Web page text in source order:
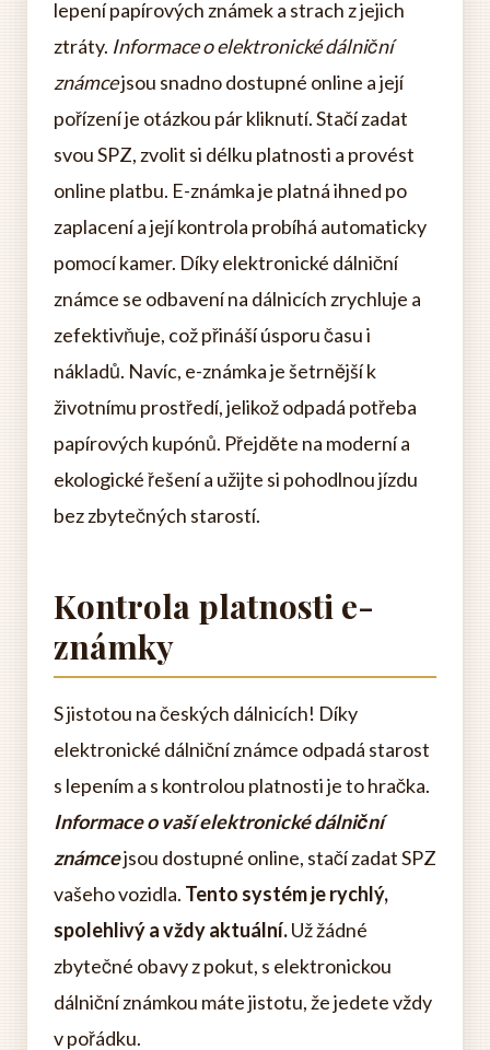
lepení papírových známek a strach z jejich
ztráty. Informace o elektronické dálniční
známcejsou snadno dostupné online a její
pořízení je otázkou pár kliknutí. Stačí zadat
svou SPZ, zvolit si délku platnosti a provést
online platbu. E-známka je platná ihned po
zaplacení a její kontrola probíhá automaticky
pomocí kamer. Díky elektronické dálniční
známce se odbavení na dálnicích zrychluje a
zefektivňuje, což přináší úsporu času i
nákladů. Navíc, e-známka je šetrnější k
životnímu prostředí, jelikož odpadá potřeba
papírových kupónů. Přejděte na moderní a
ekologické řešení a užijte si pohodlnou jízdu
bez zbytečných starostí.
Kontrola platnosti e-
známky
S jistotou na českých dálnicích! Díky
elektronické dálniční známce odpadá starost
s lepením a s kontrolou platnosti je to hračka.
Informace o vaší elektronické dálniční
známcejsou dostupné online, stačí zadat SPZ
vašeho vozidla. Tento systém je rychlý,
spolehlivý a vždy aktuální.Už žádné
zbytečné obavy z pokut, s elektronickou
dálniční známkou máte jistotu, že jedete vždy
v pořádku.